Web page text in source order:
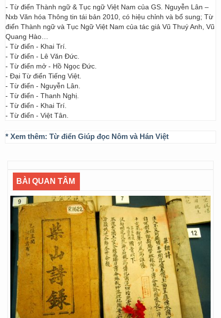
- Từ điển Thành ngữ & Tục ngữ Việt Nam của GS. Nguyễn Lân –
Nxb Văn hóa Thông tin tái bản 2010, có hiệu chỉnh và bổ sung; Từ
điển Thành ngữ và Tục Ngữ Việt Nam của tác giả Vũ Thuý Anh, Vũ
Quang Hào…
- Từ điển - Khai Trí.
- Từ điển - Lê Văn Đức.
- Từ điển mở - Hồ Ngọc Đức.
- Đại Từ điển Tiếng Việt.
- Từ điển - Nguyễn Lân.
- Từ điển - Thanh Nghị.
- Từ điển - Khai Trí.
- Từ điển - Việt Tân.
* Xem thêm: Từ điển Giúp đọc Nôm và Hán Việt
BÀI QUAN TÂM